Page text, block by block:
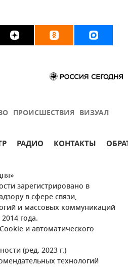
ПРОИСШЕСТВИЯ ВИЗУАЛ
РАДИО КОНТАКТЫ
зарегистрировано в
в сфере связи,
и массовых коммуникаций
года.
и автоматического
(ред. 2023 г.)
технологий